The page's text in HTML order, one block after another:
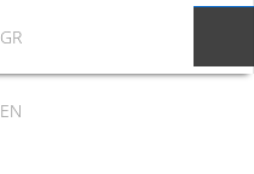
GR
EN